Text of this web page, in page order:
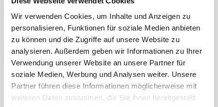
Wir verwenden Cookies, um Inhalte und Anzeigen zu
personalisieren, Funktionen für soziale Medien anbieten
zu können und die Zugriffe auf unsere Website zu
analysieren. Außerdem geben wir Informationen zu Ihrer
Verwendung unserer Website an unsere Partner für
soziale Medien, Werbung und Analysen weiter. Unsere
Partner führen diese Informationen möglicherweise mit
weiteren Daten zusammen, die Sie ihnen bereitgestellt